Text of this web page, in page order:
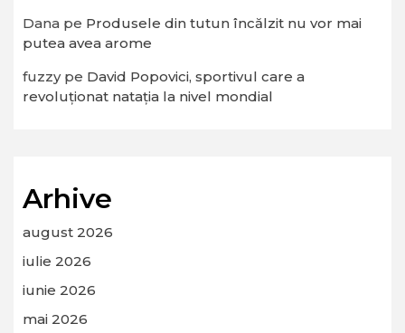
Dana pe Produsele din tutun încălzit nu vor mai
putea avea arome
fuzzype David Popovici, sportivul care a
revoluționat natația la nivel mondial
Arhive
august 2026
iulie 2026
iunie 2026
mai 2026